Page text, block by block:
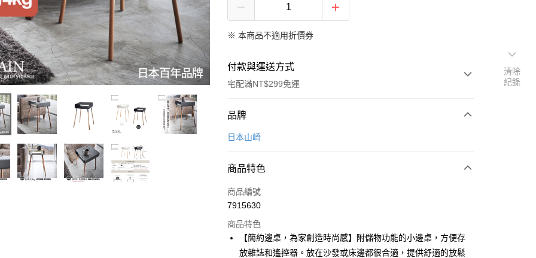
※ 本商品不適用折價券
付款與運送方式
宅配滿NT$299免運
付款方式
信用卡一次付款
悠遊付
Google Pay
全盈+PAY
品牌
日本山崎
商品特色
商品編號
7915630
商品特色
【簡約邊桌，為家創造時尚感】附儲物功能的小邊桌，方便存
放雜誌和遙控器。放在沙發或床邊都很合適，提供舒適的放鬆
清除
紀錄